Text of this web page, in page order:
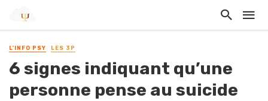
L'INFO PSY LES 3P
6 signes indiquant qu’une
personne pense au suicide